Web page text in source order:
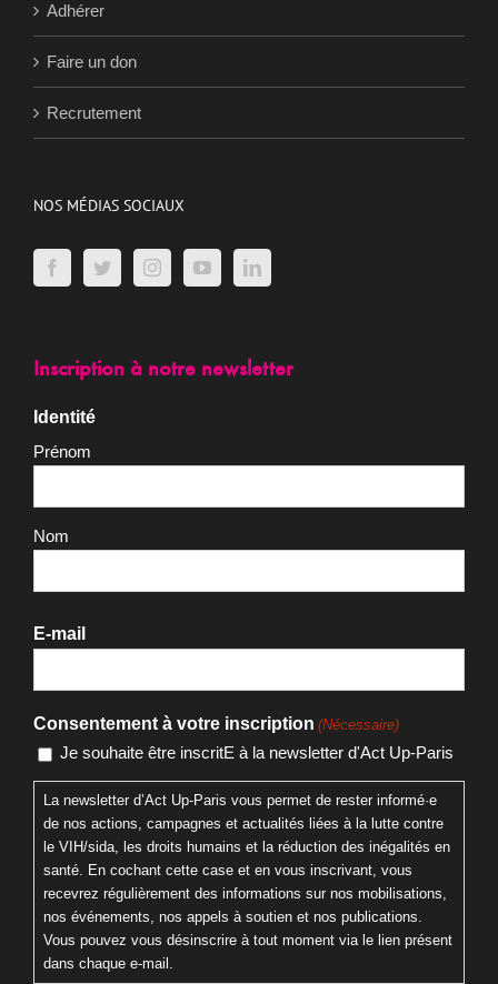
Adhérer
Faire un don
Recrutement
NOS MÉDIAS SOCIAUX
Inscription à notre newsletter
Identité
Prénom
Nom
E-mail
Consentement à votre inscription (Nécessaire)
Je souhaite être inscritE à la newsletter d'Act Up-Paris
La newsletter d’Act Up-Paris vous permet de rester informé·e
de nos actions, campagnes et actualités liées à la lutte contre
le VIH/sida, les droits humains et la réduction des inégalités en
santé. En cochant cette case et en vous inscrivant, vous
recevrez régulièrement des informations sur nos mobilisations,
nos événements, nos appels à soutien et nos publications.
Vous pouvez vous désinscrire à tout moment via le lien présent
dans chaque e-mail.